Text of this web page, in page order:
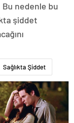
nedenle bu
şiddet
Sağlıkta Şiddet